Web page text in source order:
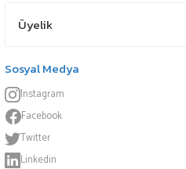
Üyelik
Sosyal Medya
Instagram
Facebook
Twitter
Linkedin